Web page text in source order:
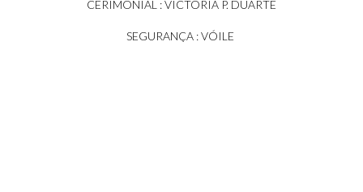
CERIMONIAL : VICTÓRIA P. DUARTE
SEGURANÇA : VÓILE